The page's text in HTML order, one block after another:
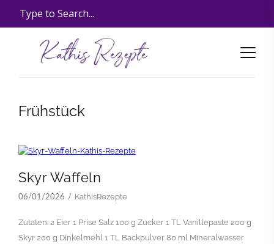
Frühstück
Skyr Waffeln
06/01/2026 KathisRezepte
Zutaten: 2 Eier 1 Prise Salz 100 g Zucker 1 TL Vanillepaste 200 g
Skyr 200 g Dinkelmehl 1 TL Backpulver 80 ml Mineralwasser